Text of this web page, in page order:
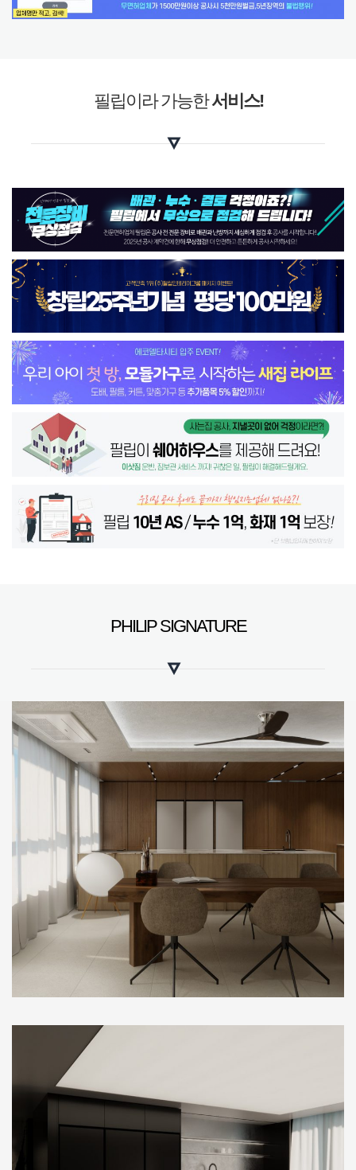
필립이라 가능한서비스!
PHILIP SIGNATURE